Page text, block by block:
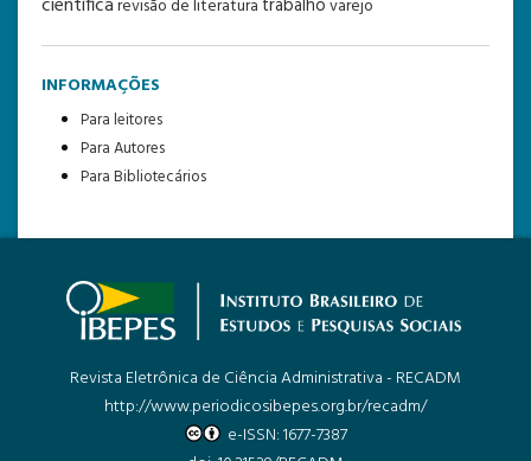
científicarevisão de literatura trabalhovarejo
INFORMAÇÕES
Para leitores
Para Autores
Para Bibliotecários
Revista Eletrônica de Ciência Administrativa - RECADM
http://www.periodicosibepes.org.br/recadm/
e-ISSN: 1677-7387